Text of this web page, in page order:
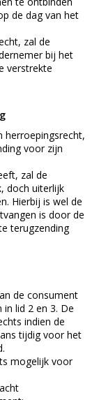
de dag van het
zal de
bij het
verstrekte
herroepingsrecht,
voor zijn
zal de
doch uiterlijk
Hierbij is wel de
is door de
terugzending
de consument
lid 2 en 3. De
indien de
tijdig voor het
mogelijk voor